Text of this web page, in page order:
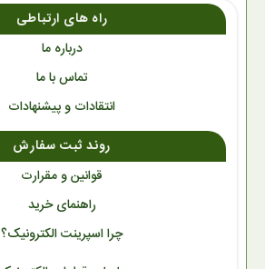
راه های ارتباطی
درباره ما
تماس با ما
انتقادات و پیشنهادات
روند ثبت سفارش
قوانین و مقرارت
راهنمای خرید
چرا اسپرینت الکترونیک؟